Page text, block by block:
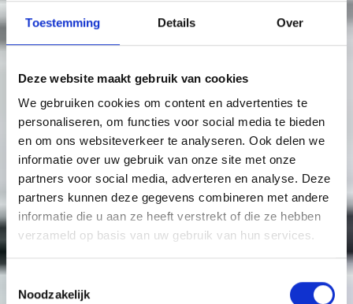
Toestemming Details Over
Deze website maakt gebruik van cookies
We gebruiken cookies om content en advertenties te
personaliseren, om functies voor social media te bieden
en om ons websiteverkeer te analyseren. Ook delen we
informatie over uw gebruik van onze site met onze
partners voor social media, adverteren en analyse. Deze
partners kunnen deze gegevens combineren met andere
informatie die u aan ze heeft verstrekt of die ze hebben
verzameld op basis van uw gebruik van hun services.
Noodzakelijk